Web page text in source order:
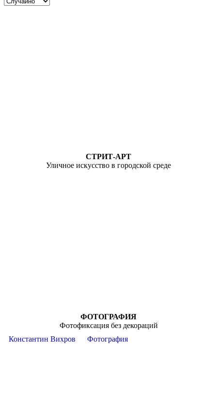
СТРИТ-АРТ
Уличное искусство в городской среде
ФОТОГРАФИЯ
Фотофиксация без декораций
Константин Вихров
Фотография